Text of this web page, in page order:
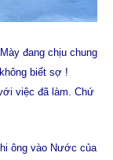
đang chịu chung
biết sợ !
việc đã làm. Chứ
ông vào Nước của